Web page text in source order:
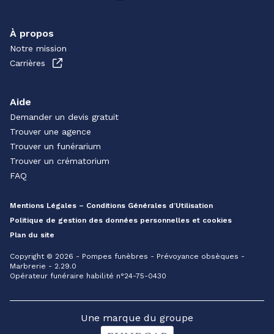
À propos
Notre mission
Carrières
Aide
Demander un devis gratuit
Trouver une agence
Trouver un funérarium
Trouver un crématorium
FAQ
Mentions Légales – Conditions Générales d’Utilisation
Politique de gestion des données personnelles et cookies
Plan du site
Copyright © 2026 - Pompes funèbres - Prévoyance obsèques -
Marbrerie - 2.29.0
Opérateur funéraire habilité n°24-75-0430
Une marque du groupe